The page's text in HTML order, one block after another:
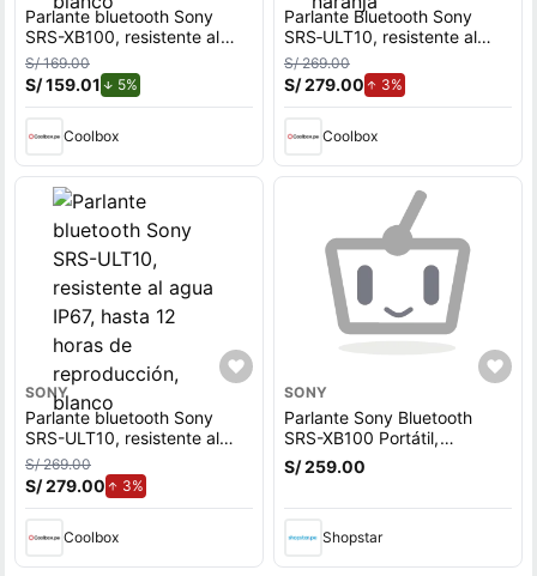
Parlante bluetooth Sony
SRS-XB100, resistente al
agua IP67, hasta 16 horas
de reproducción, blanco
S/ 169.00
S/ 159.01 5%
Coolbox
Parlante Bluetooth Sony
SRS‑ULT10, resistente al
agua IP67, hasta 12 horas de
reproducción, naranja
S/ 269.00
S/ 279.00 3%de aumento.
Coolbox
SONY
Parlante bluetooth Sony
SRS-ULT10, resistente al
agua IP67, hasta 12 horas de
reproducción, blanco
S/ 269.00
S/ 279.00 3%
Coolbox
SONY
Parlante Sony Bluetooth
SRS-XB100 Portátil,
Resistente al Agua y al
Polvo, Negro (MUNDO
S/ 259.00
Shopstar